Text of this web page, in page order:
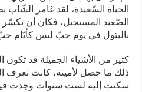
الحياة السّعيدة، لقد غامر
الصّعيد المستحيل، فكان أن تكسّر
بالبتول في يوم حبّ ليس كأيّام حبّ
كثير من الأشياء الجميلة قد تكون
ذلك ما حصل لأمينة، كانت تعرف
سكنت إليه لست سنوات وجدت